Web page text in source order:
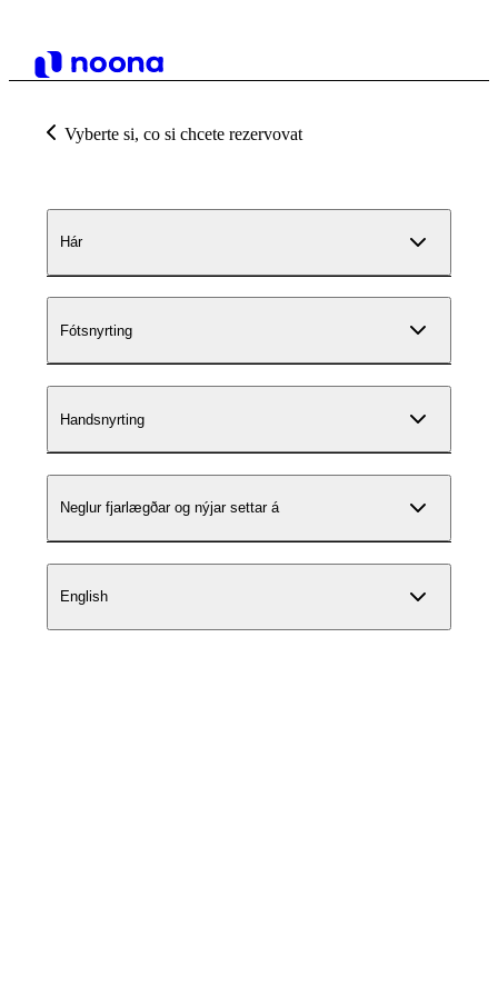
Vyberte si, co si chcete rezervovat
Hár
Fótsnyrting
Handsnyrting
Neglur fjarlægðar og nýjar settar á
English